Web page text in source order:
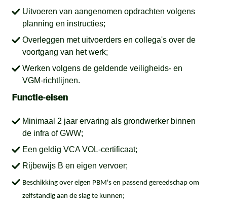
Uitvoeren van aangenomen opdrachten volgens
planning en instructies;
Overleggen met uitvoerders en collega's over de
voortgang van het werk;
Werken volgens de geldende veiligheids- en
VGM-richtlijnen.
Functie-eisen
Minimaal 2 jaar ervaring als grondwerker binnen
de infra of GWW;
Een geldig VCA VOL-certificaat;
Rijbewijs B en eigen vervoer;
Beschikking over eigen PBM's en passend gereedschap om
zelfstandig aan de slag te kunnen;